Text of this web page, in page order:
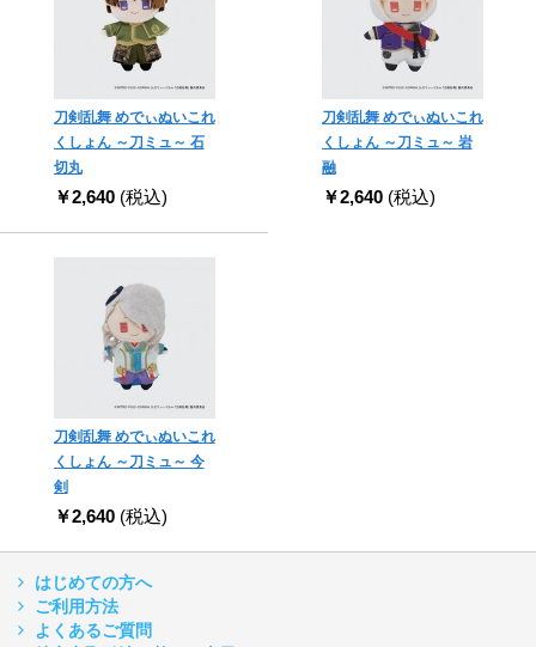
刀剣乱舞 めでぃぬいこれ
くしょん ～刀ミュ～ 石
切丸
￥2,640 (税込)
刀剣乱舞 めでぃぬいこれ
くしょん ～刀ミュ～ 岩
融
￥2,640 (税込)
刀剣乱舞 めでぃぬいこれ
くしょん ～刀ミュ～ 今
剣
￥2,640 (税込)
はじめての方へ
ご利用方法
よくあるご質問